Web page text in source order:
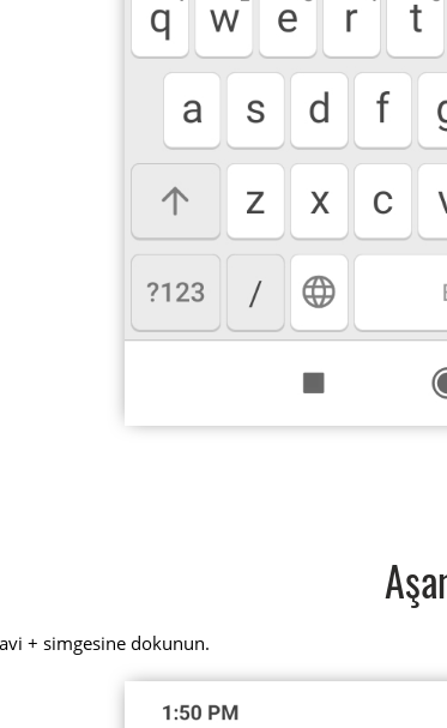
+ simgesine dokunun.